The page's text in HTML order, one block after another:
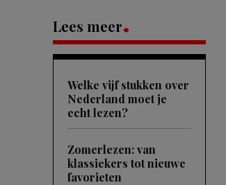
Lees meer
Welke vijf stukken over
Nederland moet je
echt lezen?
Zomerlezen: van
klassiekers tot nieuwe
favorieten